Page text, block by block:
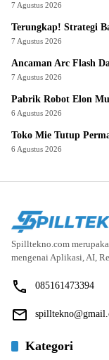
7 Agustus 2026
Terungkap! Strategi
7 Agustus 2026
Ancaman Arc Flash
7 Agustus 2026
Pabrik Robot Elon
6 Agustus 2026
Toko Mie Tutup
6 Agustus 2026
Spilltekno.com
mengenai Aplikasi, AI,
085161473394
Kategori